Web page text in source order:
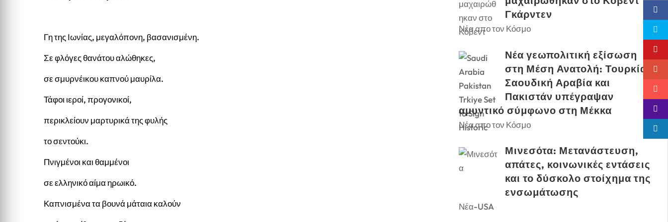
Γη της Ιωνίας, μεγαλόπονη, βασανισμένη.
Σε φλόγες θανάτου αλώθηκες,
σε σμυρνέικου καπνού μαυρίλα.
Τάφοι ιεροί, προγονικοί,
περικλείουν μαρτυρικά της φυλής
το σεντούκι.
Πνιγμένοι και θαμμένοι
σε ελληνικό αίμα ηρωικό.
Καπνισμένα τα βουνά μάταια καλούν
Γκάρντεν
Νέα απο τον Κόσμο
Νέα γεωπολιτική εξίσωση
στη Μέση Ανατολή: Τουρκία,
Σαουδική Αραβία και
Πακιστάν υπέγραψαν
αμυντικό σύμφωνο στη Μέκκα
Νέα απο τον Κόσμο
Μινεσότα: Μετανάστευση,
απάτες, κοινωνικές εντάσεις
και το δύσκολο στοίχημα της
ενσωμάτωσης
Νέα-USA